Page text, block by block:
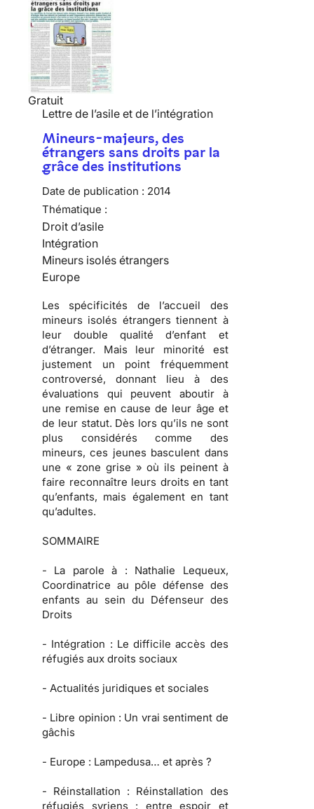
Gratuit
Lettre de l’asile et de l’intégration
Mineurs-majeurs, des
étrangers sans droits par la
grâce des institutions
Date de publication : 2014
Thématique :
Droit d’asile
Intégration
Mineurs isolés étrangers
Europe
Les spécificités de l’accueil des
mineurs isolés étrangers tiennent à
leur double qualité d’enfant et
d’étranger. Mais leur minorité est
justement un point fréquemment
controversé, donnant lieu à des
évaluations qui peuvent aboutir à
une remise en cause de leur âge et
de leur statut. Dès lors qu’ils ne sont
plus considérés comme des
mineurs, ces jeunes basculent dans
une « zone grise » où ils peinent à
faire reconnaître leurs droits en tant
qu’enfants, mais également en tant
qu’adultes.
SOMMAIRE
- La parole à : Nathalie Lequeux,
Coordinatrice au pôle défense des
enfants au sein du Défenseur des
Droits
- Intégration : Le difficile accès des
réfugiés aux droits sociaux
- Actualités juridiques et sociales
- Libre opinion : Un vrai sentiment de
gâchis
- Europe : Lampedusa… et après ?
- Réinstallation : Réinstallation des
réfugiés syriens : entre espoir et